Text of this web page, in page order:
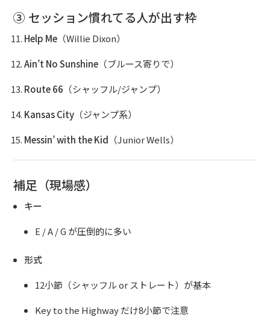
③ セッション慣れてる人が出す枠
Help Me （Willie Dixon）
Ain’t No Sunshine （ブルース寄りで）
Route 66 （シャッフル/ジャンプ）
Kansas City （ジャンプ系）
Messin’ with the Kid （Junior Wells）
補足（現場感）
キー
E / A / G が圧倒的に多い
形式
12小節（シャッフル or ストレート）が基本
Key to the Highwayだけ8小節で注意